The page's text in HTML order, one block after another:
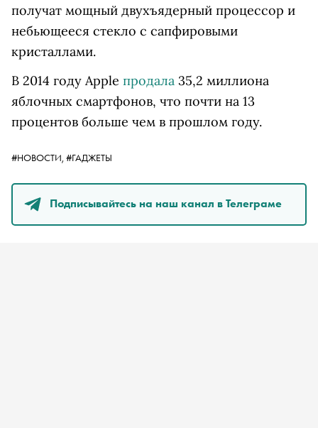
получат мощный двухъядерный процессор и
небьющееся стекло с сапфировыми
кристаллами.
В 2014 году Apple продала 35,2 миллиона
яблочных смартфонов, что почти на 13
процентов больше чем в прошлом году.
#НОВОСТИ, #ГАДЖЕТЫ
Подписывайтесь на наш канал в Телеграме